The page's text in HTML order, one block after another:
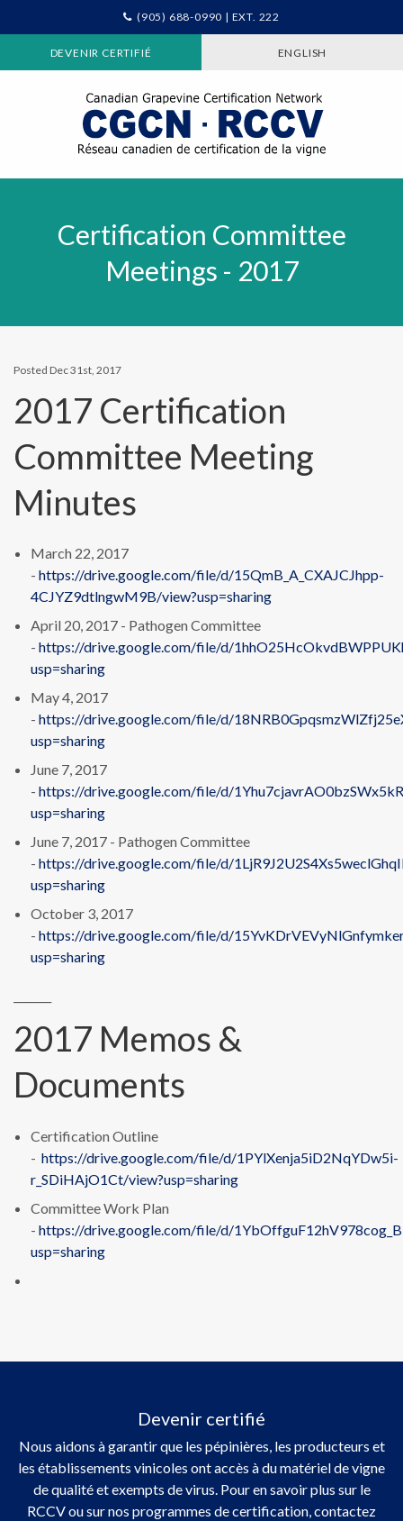
(905) 688-0990 | EXT. 222
DEVENIR CERTIFIÉ ENGLISH
Certification Committee
Meetings - 2017
Posted Dec 31st, 2017
2017 Certification
Committee Meeting
Minutes
March 22, 2017
-https://drive.google.com/file/d/15QmB_A_CXAJCJhpp-
4CJYZ9dtlngwM9B/view?usp=sharing
April 20, 2017 - Pathogen Committee
-https://drive.google.com/file/d/
usp=sharing
May 4, 2017
-https://drive.google.com/file/d/
usp=sharing
June 7, 2017
-https://drive.google.com/file/d/
usp=sharing
June 7, 2017 - Pathogen Committee
-https://drive.google.com/file/d/
usp=sharing
October 3, 2017
-https://drive.google.com/file/d/
usp=sharing
2017 Memos &
Documents
Certification Outline
-https://drive.google.com/file/d/1PYlXenja5iD2NqYDw5i-
r_SDiHAjO1Ct/view?usp=sharing
Committee Work Plan
-https://drive.google.com/file/d/
usp=sharing
Devenir certifié
Nous aidons à garantir que les pépinières, les producteurs et
les établissements vinicoles ont accès à du matériel de vigne
de qualité et exempts de virus. Pour en savoir plus sur le
RCCV ou sur nos programmes de certification, contactez